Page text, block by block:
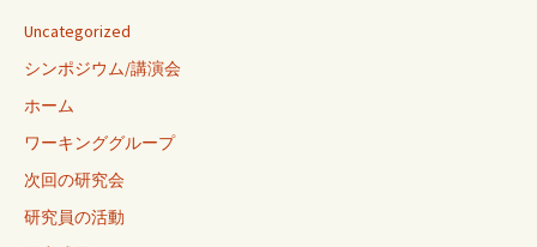
Uncategorized
シンポジウム/講演会
ホーム
ワーキンググループ
次回の研究会
研究員の活動